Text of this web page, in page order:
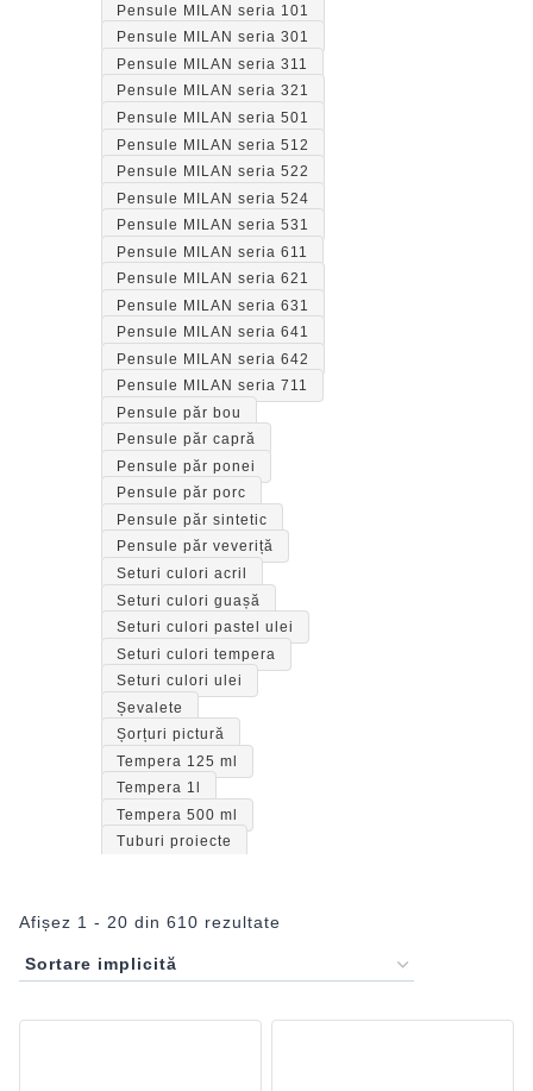
Afișez 1 - 20 din 610 rezultate
Pensule MILAN seria 101
Pensule MILAN seria 301
Pensule MILAN seria 311
Pensule MILAN seria 321
Pensule MILAN seria 501
Pensule MILAN seria 512
Pensule MILAN seria 522
Pensule MILAN seria 524
Pensule MILAN seria 531
Pensule MILAN seria 611
Pensule MILAN seria 621
Pensule MILAN seria 631
Pensule MILAN seria 641
Pensule MILAN seria 642
Pensule MILAN seria 711
Pensule păr bou
Pensule păr capră
Pensule păr ponei
Pensule păr porc
Pensule păr sintetic
Pensule păr veveriță
Seturi culori acril
Seturi culori guașă
Seturi culori pastel ulei
Seturi culori tempera
Seturi culori ulei
Șevalete
Șorțuri pictură
Tempera 125 ml
Tempera 1l
Tempera 500 ml
Tuburi proiecte